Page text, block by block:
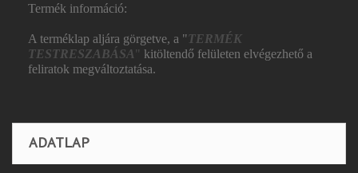
Termék információ:
A terméklap aljára görgetve, a "TERMÉK
TESTRESZABÁSA" kitöltendő felületen elvégezhető a
feliratok megváltoztatása.
ADATLAP